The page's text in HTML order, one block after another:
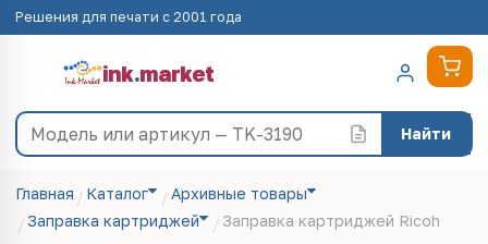
Решения для печати с 2001 года
ink.market
Найти
Главная Каталог
Архивные товары
Заправка картриджей
Заправка картриджей Ricoh